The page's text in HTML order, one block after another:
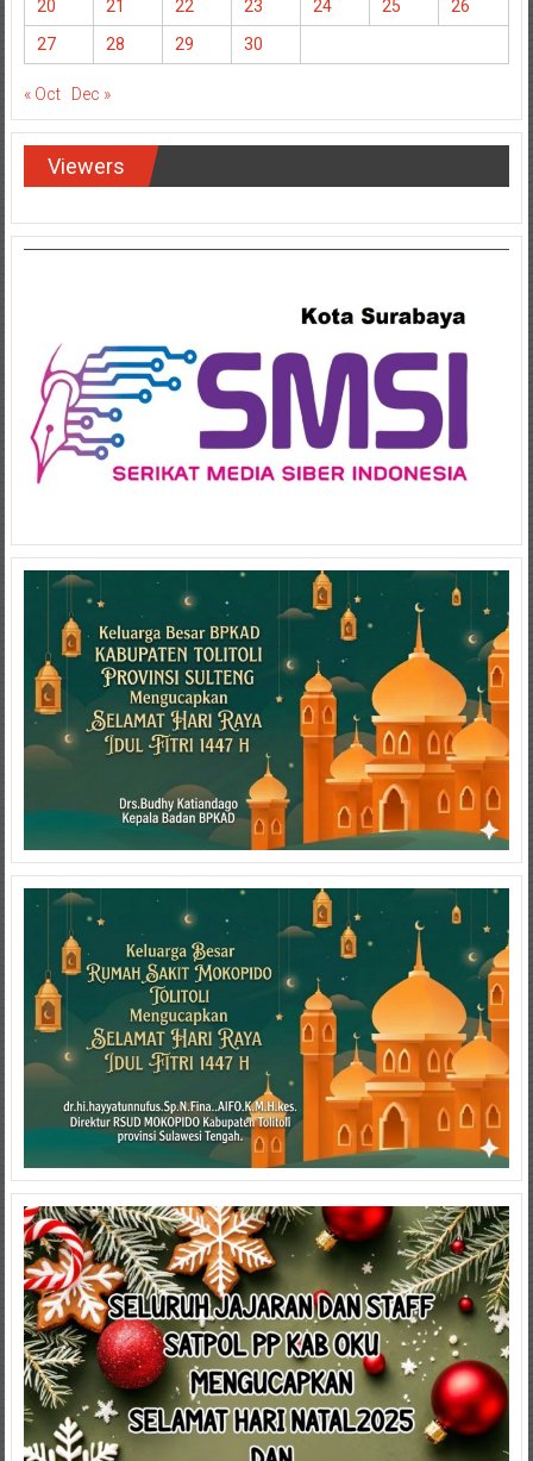
20 21 22 23 24 25
26
27
28 29 30
« Oct Dec »
Viewers